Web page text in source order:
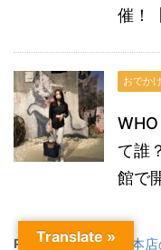
催！
おでかけ
て誰
館で
PREV 阪急うめだ本
Translate »